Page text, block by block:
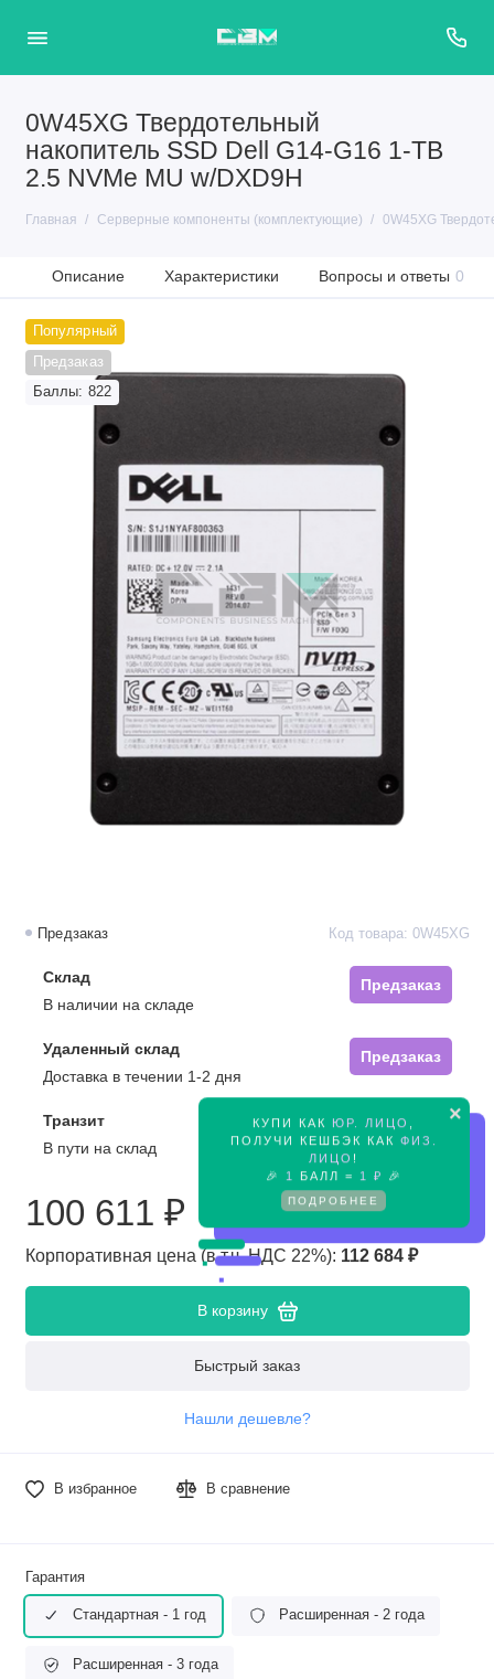
0W45XG Твердотельный
накопитель SSD Dell G14-G16 1-TB
2.5 NVMe MU w/DXD9H
Главная Серверные компоненты (комплектующие) 0W45XG
Описание Характеристики Вопросы и ответы 0
Популярный
Предзаказ
Баллы: 822
×
КУПИ КАК ЮР. ЛИЦО
ПОЛУЧИ КЕШБЭК КАК ФИЗ.
ЛИЦО !
🎉
1 БАЛЛ = 1 ₽ 🎉
ПОДРОБНЕЕ
Предзаказ Код товара: 0W45XG
Склад
Предзаказ
В наличии на складе
Удаленный склад
Предзаказ
Доставка в течении 1-2 дня
Транзит
Предзаказ
В пути на склад
100 611 ₽
Корпоративная цена (в т.ч. НДС 22%): 112 684 ₽
В корзину
Быстрый заказ
Нашли дешевле?
В избранное В сравнение
Гарантия
Стандартная - 1 год Расширенная - 2 года
Расширенная - 3 года